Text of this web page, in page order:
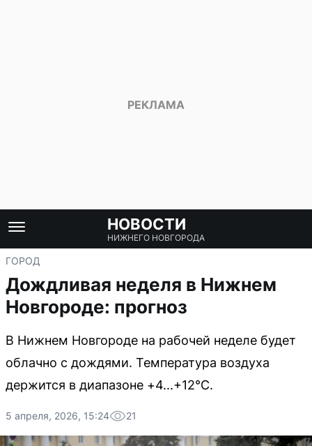
НОВОСТИ
НИЖНЕГО НОВГОРОДА
ГОРОД
Дождливая неделя в Нижнем
Новгороде: прогноз
В Нижнем Новгороде на рабочей неделе будет
облачно с дождями. Температура воздуха
держится в диапазоне +4...+12°C.
5 апреля, 2026, 15:24 21